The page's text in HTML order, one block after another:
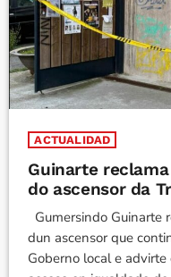
ACTUALIDAD
Guinarte
do ascensor da
Gumersindo Guinarte
dun ascensor que
Goberno local e